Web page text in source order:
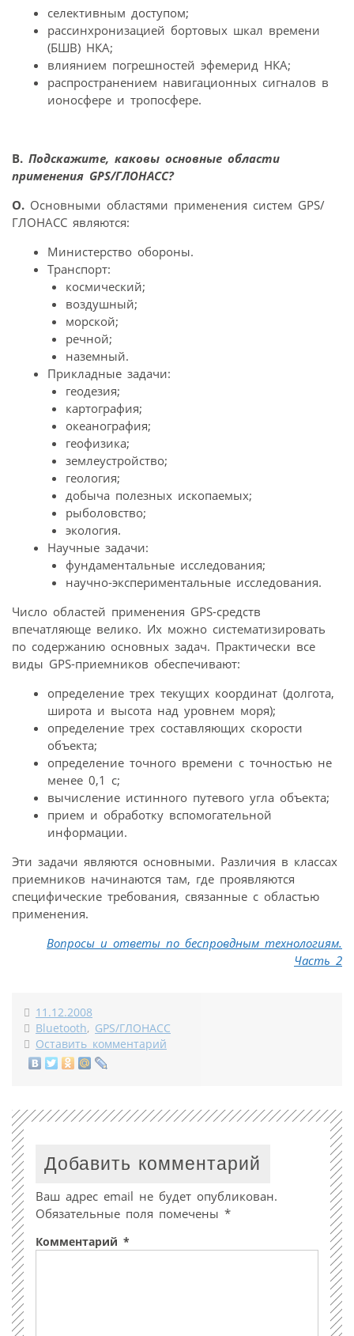
селективным доступом;
рассинхронизацией бортовых шкал времени
(БШВ) НКА;
влиянием погрешностей эфемерид НКА;
распространением навигационных сигналов в
ионосфере и тропосфере.
В. Подскажите, каковы основные области
применения GPS/ГЛОНАСС?
О. Основными областями применения систем GPS/
ГЛОНАСС являются:
Министерство обороны.
Транспорт:
космический;
воздушный;
морской;
речной;
наземный.
Прикладные задачи:
геодезия;
картография;
океанография;
геофизика;
землеустройство;
геология;
добыча полезных ископаемых;
рыболовство;
экология.
Научные задачи:
фундаментальные исследования;
научно-экспериментальные исследования.
Число областей применения GPS-средств
впечатляюще велико. Их можно систематизировать
по содержанию основных задач. Практически все
виды GPS-приемников обеспечивают:
определение трех текущих координат (долгота,
широта и высота над уровнем моря);
определение трех составляющих скорости
объекта;
определение точного времени с точностью не
менее 0,1 с;
вычисление истинного путевого угла объекта;
прием и обработку вспомогательной
информации.
Эти задачи являются основными. Различия в классах
приемников начинаются там, где проявляются
специфические требования, связанные с областью
применения.
Вопросы и ответы по беспровдным технологиям.
Часть 2
11.12.2008
Bluetooth, GPS/ГЛОНАСС
Оставить комментарий
Добавить комментарий
Ваш адрес email не будет опубликован.
Обязательные поля помечены *
Комментарий *